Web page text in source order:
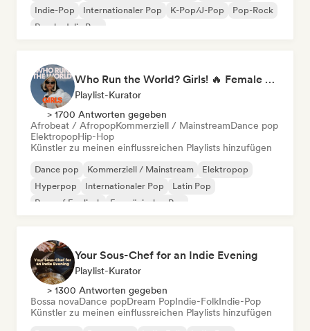
Indie-Pop
Internationaler Pop K-Pop/J-Pop
Pop-Rock
Psychedelic Pop
Who Run the World? Girls! 🔥 Female Empowerment Pop & Girl-Power Anthems
Playlist-Kurator
> 1700 Antworten gegeben
Afrobeat / AfropopKommerziell / MainstreamDance pop
ElektropopHip-Hop
Künstler zu meinen einflussreichen Playlists hinzufügen
Dance pop Kommerziell / Mainstream
Elektropop
Hyperpop
Internationaler Pop
Latin Pop
Rap auf Englisch
Französischer Rap
Your Sous-Chef for an Indie Evening
Playlist-Kurator
> 1300 Antworten gegeben
Bossa novaDance popDream PopIndie-FolkIndie-Pop
Künstler zu meinen einflussreichen Playlists hinzufügen